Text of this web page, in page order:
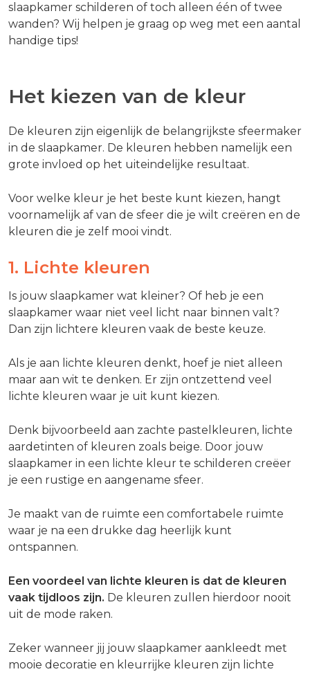
slaapkamer schilderen of toch alleen één of twee
wanden? Wij helpen je graag op weg met een aantal
handige tips!
Het kiezen van de kleur
De kleuren zijn eigenlijk de belangrijkste sfeermaker
in de slaapkamer. De kleuren hebben namelijk een
grote invloed op het uiteindelijke resultaat.
Voor welke kleur je het beste kunt kiezen, hangt
voornamelijk af van de sfeer die je wilt creëren en de
kleuren die je zelf mooi vindt.
1. Lichte kleuren
Is jouw slaapkamer wat kleiner? Of heb je een
slaapkamer waar niet veel licht naar binnen valt?
Dan zijn lichtere kleuren vaak de beste keuze.
Als je aan lichte kleuren denkt, hoef je niet alleen
maar aan wit te denken. Er zijn ontzettend veel
lichte kleuren waar je uit kunt kiezen.
Denk bijvoorbeeld aan zachte pastelkleuren, lichte
aardetinten of kleuren zoals beige. Door jouw
slaapkamer in een lichte kleur te schilderen creëer
je een rustige en aangename sfeer.
Je maakt van de ruimte een comfortabele ruimte
waar je na een drukke dag heerlijk kunt
ontspannen.
Een voordeel van lichte kleuren is dat de kleuren
vaak tijdloos zijn. De kleuren zullen hierdoor nooit
uit de mode raken.
Zeker wanneer jij jouw slaapkamer aankleedt met
mooie decoratie en kleurrijke kleuren zijn lichte